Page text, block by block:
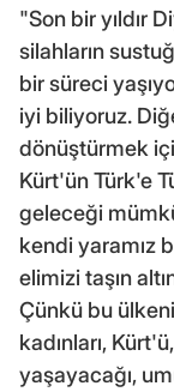
"Son bir yıldır
silahların
bir süreci
iyi biliyoruz.
dönüştürmek
Kürt'ün Türk'e
geleceği
kendi yaramız
elimizi taşın
Çünkü bu
kadınları,
yaşayacağı,